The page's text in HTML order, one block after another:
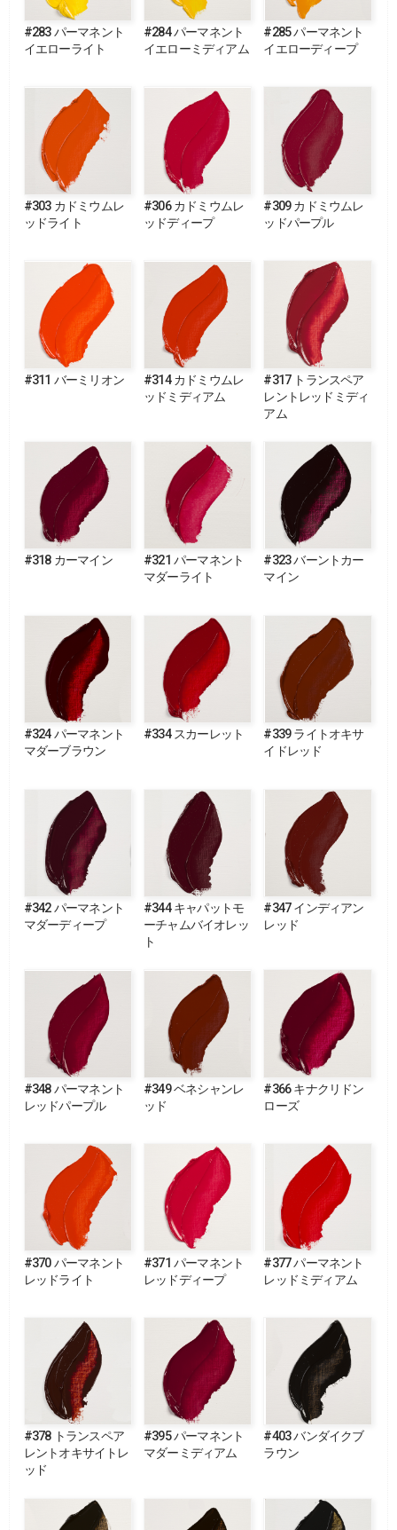
#283 パーマネント
イエローライト
#284 パーマネント
イエローミディアム
#285 パーマネント
イエローディープ
#303 カドミウムレ
ッドライト
#306 カドミウムレ
ッドディープ
#309 カドミウムレ
ッドパープル
#311 バーミリオン
#314 カドミウムレ
ッドミディアム
#317 トランスペア
レントレッドミディ
アム
#318 カーマイン
#321 パーマネント
マダーライト
#323 バーントカー
マイン
#324 パーマネント
マダーブラウン
#334 スカーレット
#339 ライトオキサ
イドレッド
#342 パーマネント
マダーディープ
#344 キャパットモ
ーチャムバイオレッ
ト
#347 インディアン
レッド
#348 パーマネント
レッドパープル
#349 ベネシャンレ
ッド
#366 キナクリドン
ローズ
#370 パーマネント
レッドライト
#371 パーマネント
レッドディープ
#377 パーマネント
レッドミディアム
#378 トランスペア
レントオキサイトレ
ッド
#395 パーマネント
マダーミディアム
#403 バンダイクブ
ラウン